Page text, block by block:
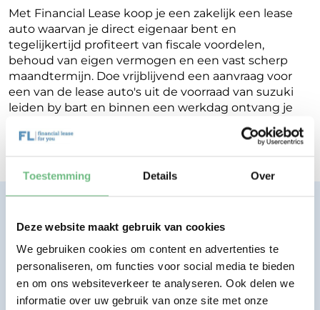
Toestemming Details Over
Deze website maakt gebruik van cookies
We gebruiken cookies om content en advertenties te
personaliseren, om functies voor social media te bieden
en om ons websiteverkeer te analyseren. Ook delen we
informatie over uw gebruik van onze site met onze
Met Financial Lease koop je een zakelijk een lease
auto waarvan je direct eigenaar bent en
tegelijkertijd profiteert van fiscale voordelen,
behoud van eigen vermogen en een vast scherp
maandtermijn. Doe vrijblijvend een aanvraag voor
een van de lease auto's uit de voorraad van suzuki
leiden by bart en binnen een werkdag ontvang je
terugkoppeling op de mogelijkheden voor jouw
Financial Lease.
Eenvoudig, transparant, vertrouwd.
Bekijk lease aanbod